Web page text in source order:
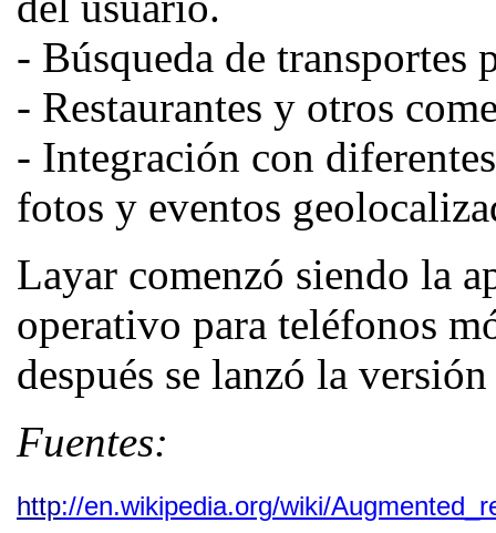
- Búsqueda de transportes
- Restaurantes y otros
- Integración con
fotos y eventos
Layar comenzó siendo la
operativo para teléfonos
después se lanzó la
Fuentes:
http://en.wikipedia.org/wiki/Augmented